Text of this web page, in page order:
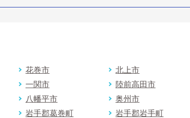
花巻市
北上市
一関市
陸前高田市
八幡平市
奥州市
岩手郡葛巻町
岩手郡岩手町